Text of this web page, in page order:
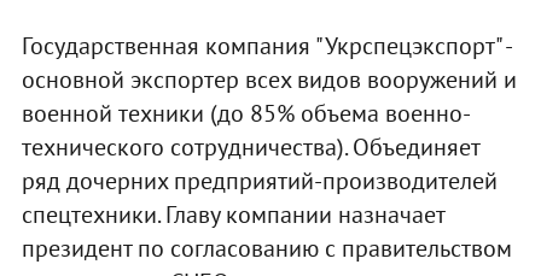
Государственная компания "Укрспецэкспорт" -
основной экспортер всех видов вооружений и
военной техники (до 85% объема военно-
технического сотрудничества). Объединяет
ряд дочерних предприятий-производителей
спецтехники. Главу компании назначает
президент по согласованию с правительством